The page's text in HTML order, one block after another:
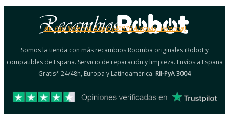
Av. País Valencià 4 bajo (46970 Alaquàs, Valencia)
Somos la tienda con más recambios Roomba originales iRobot y
compatibles de España. Servicio de reparación y limpieza. Envíos a España
Gratis* 24/48h, Europa y Latinoamérica. RII-PyA 3004